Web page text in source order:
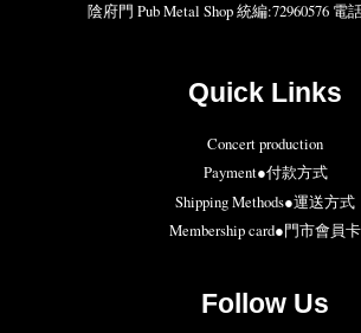
陰府門 Pub Metal Shop 統編:72960576 電
Quick Links
Concert production
Payment●付款方式
Shipping Methods●運送方式
Membership card●門市會員卡
Follow Us